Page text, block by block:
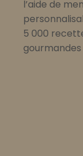
l’aide de
5 000
gourmandes